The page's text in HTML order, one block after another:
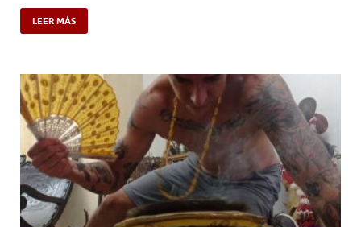
LEER MÁS